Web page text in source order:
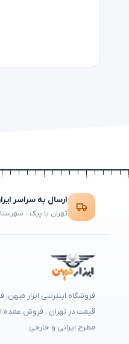
ارسال به سراسر
تهران با پیک ·
فروشگاه اینترنتی ابزار میهن،
قیمت در تهران ، فروش عمده
مطرح ایرانی و خارجی